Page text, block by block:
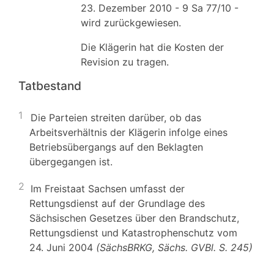
23. Dezember 2010 - 9 Sa 77/10 -
wird zurückgewiesen.
Die Klägerin hat die Kosten der
Revision zu tragen.
Tatbestand
1
Die Parteien streiten darüber, ob das
Arbeitsverhältnis der Klägerin infolge eines
Betriebsübergangs auf den Beklagten
übergegangen ist.
2 Im Freistaat Sachsen umfasst der
Rettungsdienst auf der Grundlage des
Sächsischen Gesetzes über den Brandschutz,
Rettungsdienst und Katastrophenschutz vom
24. Juni 2004 (SächsBRKG, Sächs. GVBl. S. 245)